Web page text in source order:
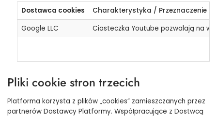
Dostawca cookies
Charakterystyka / Przeznaczenie
Google LLC
Ciasteczka Youtube pozwalają na
Pliki cookie stron trzecich
Platforma korzysta z plików „cookies” zamieszczanych przez
partnerów Dostawcy Platformy. Współpracujące z Dostwcą